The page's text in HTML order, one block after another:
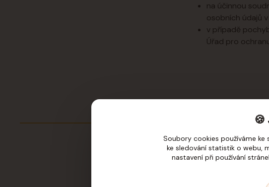
na účinnou
osobních údajů
v případě
Úřad pro
Soubory cookies používáme ke
ke sledování statistik o webu,
nastavení při používání